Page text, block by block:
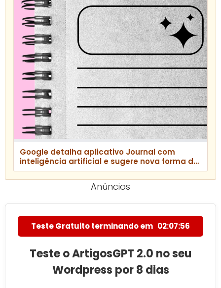
Google detalha aplicativo Journal com
inteligência artificial e sugere nova forma de
escrever diários
Anúncios
Teste Gratuito terminando em 02:07:55
Teste o ArtigosGPT 2.0 no seu
Wordpress por 8 dias